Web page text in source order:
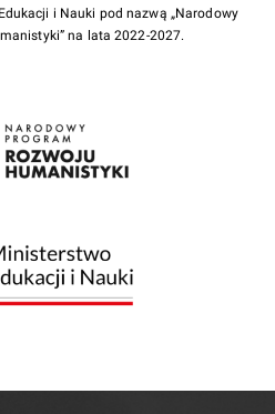
i Nauki pod nazwą „Narodowy
na lata 2022-2027.